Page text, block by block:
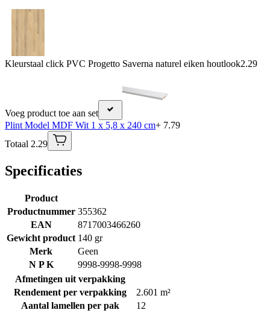
Kleurstaal click PVC Progetto Saverna naturel eiken houtlook2.29
Voeg product toe aan set
Plint Model MDF Wit 1 x 5,8 x 240 cm+ 7.79
Totaal 2.29
Specificaties
Product
Productnummer 355362
EAN
8717003466260
Gewicht product 140 gr
Merk
Geen
N P K
9998-9998-9998
Afmetingen uit verpakking
Rendement per verpakking
2.601 m²
Aantal lamellen per pak
12